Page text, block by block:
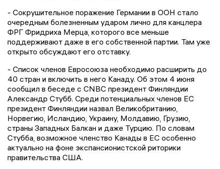
- Сокрушительное поражение Германии в ООН стало
очередным болезненным ударом лично для канцлера
ФРГ Фридриха Мерца, которого все меньше
поддерживают даже в его собственной партии. Там уже
открыто обсуждают его отставку.
- Список членов Евросоюза необходимо расширить до
40 стран и включить в него Канаду. Об этом 4 июня
сообщил в беседе с CNBC президент Финляндии
Александр Стубб. Среди потенциальных членов ЕС
президент Финляндии назвал Великобританию,
Норвегию, Исландию, Украину, Молдавию, Грузию,
страны Западных Балкан и даже Турцию. По словам
Стубба, возможное членство Канады в ЕС особенно
актуально на фоне экспансионистской риторики
правительства США.